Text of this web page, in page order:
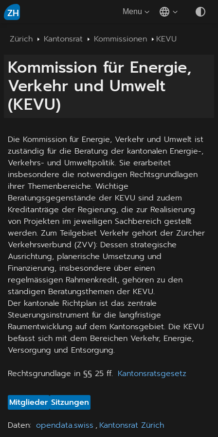
ZH Menu
Zürich Kantonsrat Kommissionen KEVU
Kommission für Energie,
Verkehr und Umwelt
(KEVU)
Die Kommission für Energie, Verkehr und Umwelt ist
zuständig für die Beratung der kantonalen Energie-,
Verkehrs- und Umweltpolitik. Sie erarbeitet
insbesondere die notwendigen Rechtsgrundlagen
ihrer Themenbereiche. Wichtige
Beratungsgegenstände der KEVU sind zudem
Kreditanträge der Regierung, die zur Realisierung
von Projekten im jeweiligen Sachbereich gestellt
werden. Zum Teilgebiet Verkehr gehört der Zürcher
Verkehrsverbund (ZVV): Dessen strategische
Ausrichtung, planerische Umsetzung und
Finanzierung, insbesondere über einen
regelmässigen Rahmenkredit, gehören zu den
ständigen Beratungsthemen der KEVU.
Der kantonale Richtplan ist das zentrale
Steuerungsinstrument für die langfristige
Raumentwicklung auf dem Kantonsgebiet. Die KEVU
befasst sich mit dem Bereichen Verkehr, Energie,
Versorgung und Entsorgung.
Rechtsgrundlage in §§ 25 ff. Kantonsratsgesetz
Mitglieder Sitzungen
Daten: opendata.swiss , Kantonsrat Zürich